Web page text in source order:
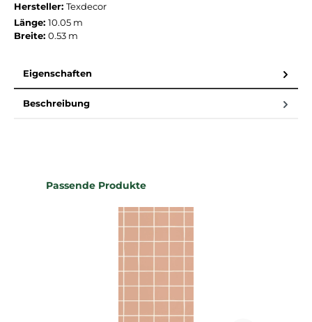
Hersteller: Texdecor
Länge: 10.05 m
Breite: 0.53 m
Eigenschaften
Beschreibung
Produktgalerie überspringen
Passende Produkte